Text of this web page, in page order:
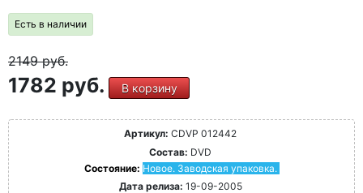
Есть в наличии
2149руб.
1782 руб. В корзину
Артикул: CDVP 012442
Состав: DVD
Состояние: Новое. Заводская упаковка.
Дата релиза: 19-09-2005